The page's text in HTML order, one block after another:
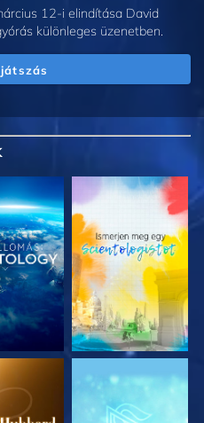
12-i elindítása David
különleges üzenetben.
A SOROZAT